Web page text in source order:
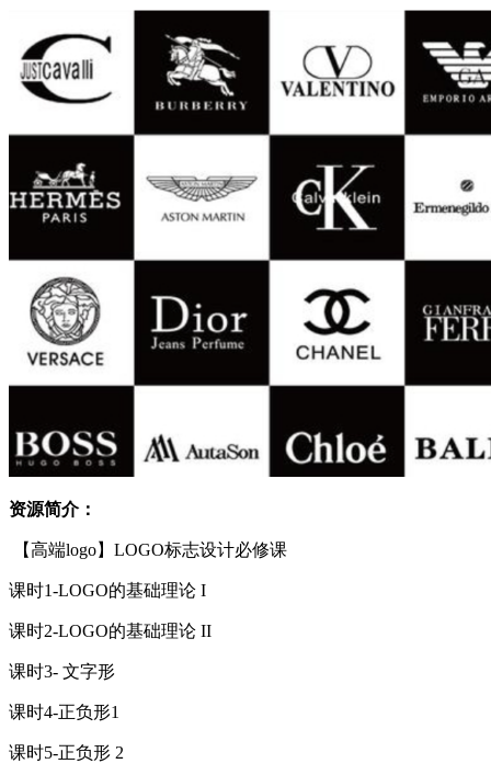
资源简介：
【高端logo】LOGO标志设计必修课
课时1-LOGO的基础理论 I
课时2-LOGO的基础理论 II
课时3- 文字形
课时4-正负形1
课时5-正负形 2